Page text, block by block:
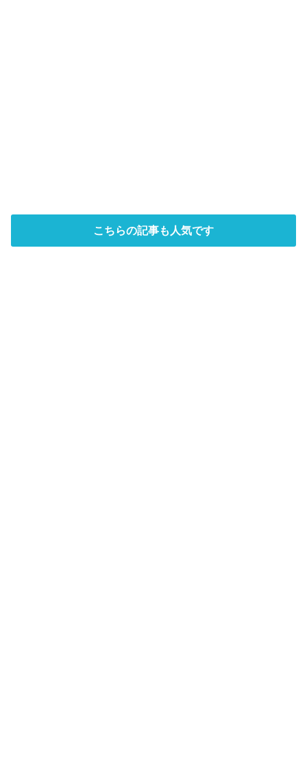
こちらの記事も人気です